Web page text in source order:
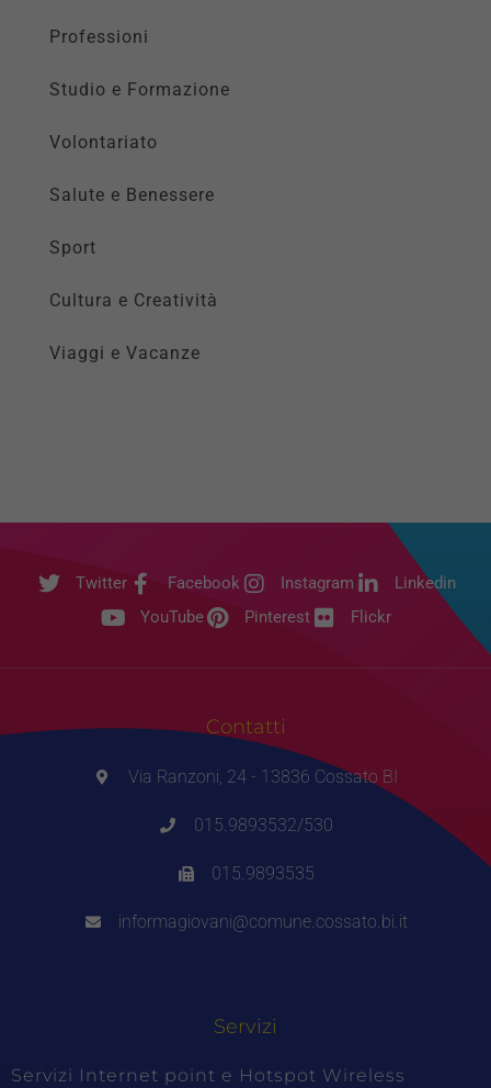
Professioni
Studio e Formazione
Volontariato
Salute e Benessere
Sport
Cultura e Creatività
Viaggi e Vacanze
Twitter Facebook Instagram
Linkedin
YouTube
Pinterest Flickr
Contatti
Via Ranzoni, 24 - 13836 Cossato BI
015.9893532/530
015.9893535
informagiovani@comune.cossato.bi.it
Servizi
Servizi Internet point e Hotspot Wireless